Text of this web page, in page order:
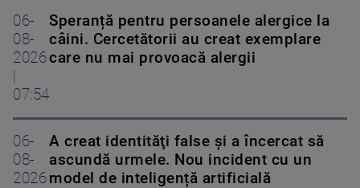
06-
08-
2026
07:54
Speranță pentru persoanele alergice la
câini. Cercetătorii au creat exemplare
care nu mai provoacă alergii
06-
08-
2026
A creat identităţi false şi a încercat să
ascundă urmele. Nou incident cu un
model de inteligență artificială